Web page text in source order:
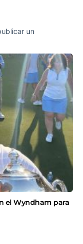
un
el Wyndham para